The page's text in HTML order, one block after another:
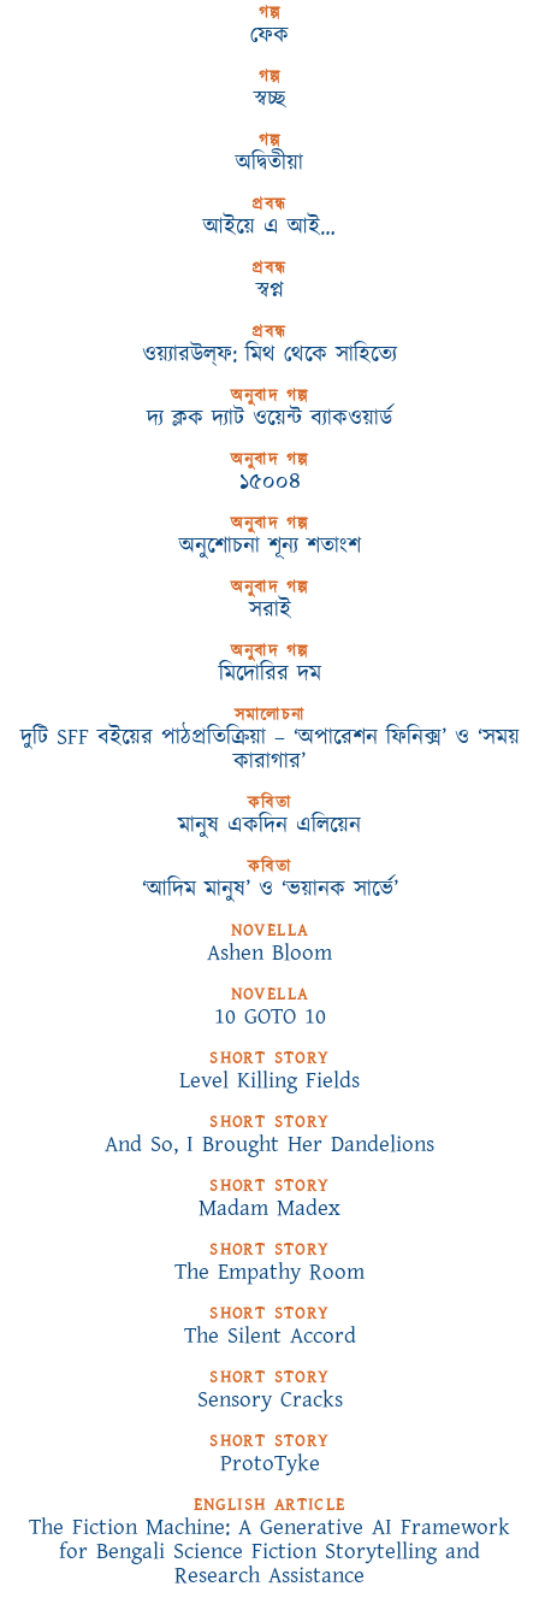
গল্প
ফেক
গল্প
স্বচ্ছ
গল্প
অদ্বিতীয়া
প্রবন্ধ
আইয়ে এ আই…
প্রবন্ধ
স্বপ্ন
প্রবন্ধ
ওয়্যারউল্‌ফ: মিথ থেকে সাহিত্যে
অনুবাদ গল্প
দ্য ক্লক দ্যাট ওয়েন্ট ব্যাকওয়ার্ড
অনুবাদ গল্প
১৫০০৪
অনুবাদ গল্প
অনুশোচনা শূন্য শতাংশ
অনুবাদ গল্প
সরাই
অনুবাদ গল্প
মিদোরির দম
সমালোচনা
দুটি SFF বইয়ের পাঠপ্রতিক্রিয়া – ‘অপারেশন ফিনিক্স’ ও ‘সময়
কারাগার’
কবিতা
মানুষ একদিন এলিয়েন
কবিতা
‘আদিম মানুষ’ ও ‘ভয়ানক সার্ভে’
NOVELLA
Ashen Bloom
NOVELLA
10 GOTO 10
SHORT STORY
Level Killing Fields
SHORT STORY
And So, I Brought Her Dandelions
SHORT STORY
Madam Madex
SHORT STORY
The Empathy Room
SHORT STORY
The Silent Accord
SHORT STORY
Sensory Cracks
SHORT STORY
ProtoTyke
ENGLISH ARTICLE
The Fiction Machine: A Generative AI Framework
for Bengali Science Fiction Storytelling and
Research Assistance